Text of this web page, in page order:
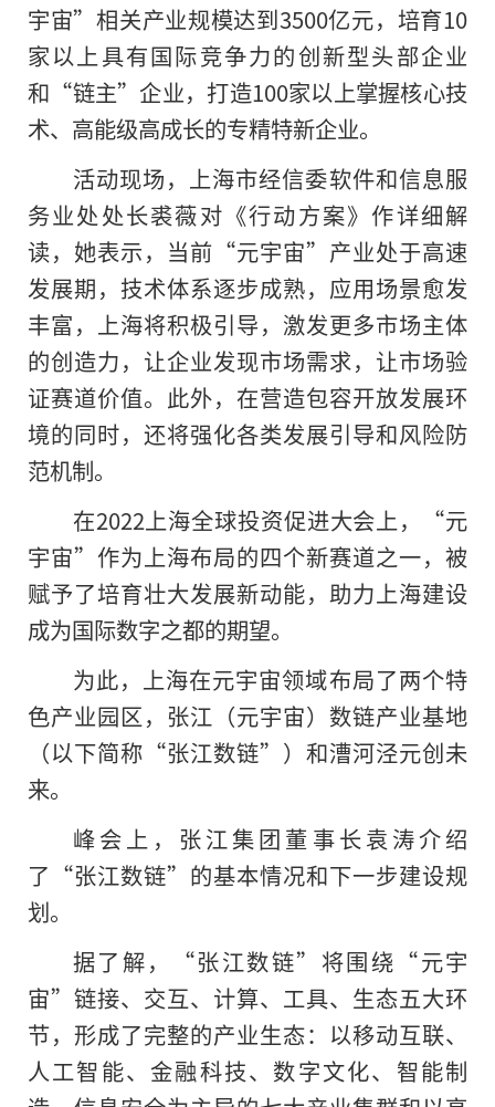
宇宙”相关产业规模达到3500亿元，培育10
家以上具有国际竞争力的创新型头部企业
和“链主”企业，打造100家以上掌握核心技
术、高能级高成长的专精特新企业。
活动现场，上海市经信委软件和信息服
务业处处长裘薇对《行动方案》作详细解
读，她表示，当前“元宇宙”产业处于高速
发展期，技术体系逐步成熟，应用场景愈发
丰富，上海将积极引导，激发更多市场主体
的创造力，让企业发现市场需求，让市场验
证赛道价值。此外，在营造包容开放发展环
境的同时，还将强化各类发展引导和风险防
范机制。
在2022上海全球投资促进大会上，“元
宇宙”作为上海布局的四个新赛道之一，被
赋予了培育壮大发展新动能，助力上海建设
成为国际数字之都的期望。
为此，上海在元宇宙领域布局了两个特
色产业园区，张江（元宇宙）数链产业基地
（以下简称“张江数链”）和漕河泾元创未
来。
峰会上，张江集团董事长袁涛介绍
了“张江数链”的基本情况和下一步建设规
划。
据了解，“张江数链”将围绕“元宇
宙”链接、交互、计算、工具、生态五大环
节，形成了完整的产业生态：以移动互联、
人工智能、金融科技、数字文化、智能制